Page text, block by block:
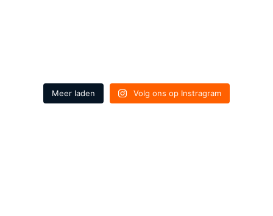
Meer laden Volg ons op Instragram